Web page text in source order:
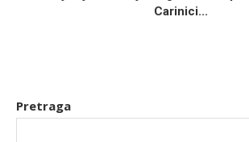
Carinici...
Pretraga